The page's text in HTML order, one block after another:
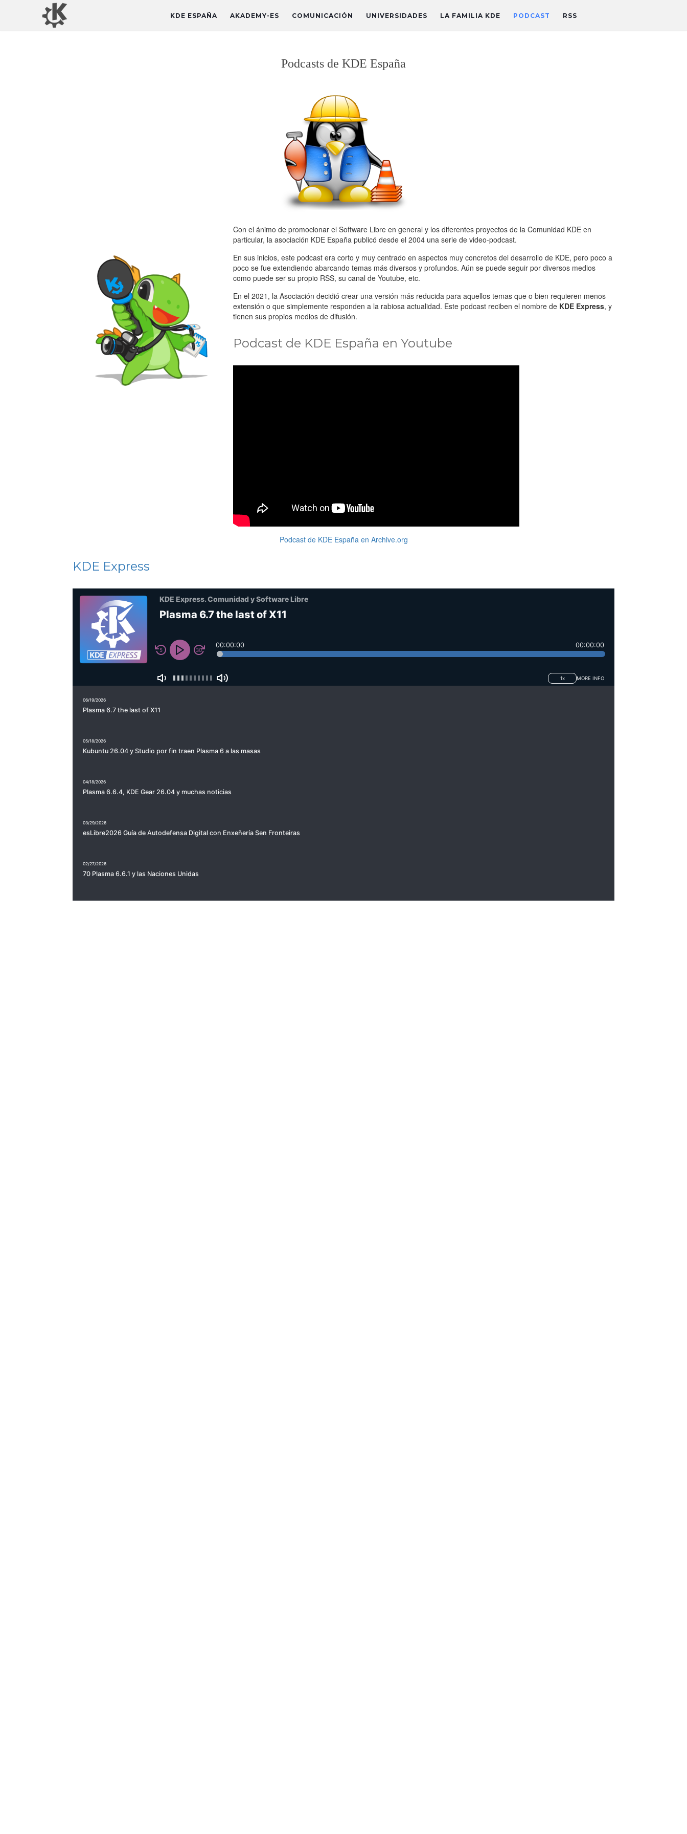
KDE ESPAÑA AKADEMY-ES COMUNICACIÓN UNIVERSIDADES LA FAMILIA KDE PODCAST RSS
Podcasts de KDE España
Con el ánimo de promocionar el Software Libre en general y los diferentes proyectos de la Comunidad KDE en
particular, la asociación KDE España publicó desde el 2004 una serie de video-podcast.
En sus inicios, este podcast era corto y muy centrado en aspectos muy concretos del desarrollo de KDE, pero poco a
poco se fue extendiendo abarcando temas más diversos y profundos. Aún se puede seguir por diversos medios
como puede ser su propio RSS, su canal de Youtube, etc.
En el 2021, la Asociación decidió crear una versión más reducida para aquellos temas que o bien requieren menos
extensión o que simplemente responden a la rabiosa actualidad. Este podcast reciben el nombre de KDE Express, y
tienen sus propios medios de difusión.
Podcast de KDE España en Youtube
Podcast de KDE España en Archive.org
KDE Express